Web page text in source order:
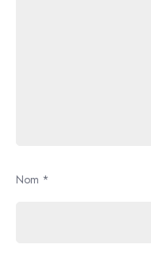
Nom *